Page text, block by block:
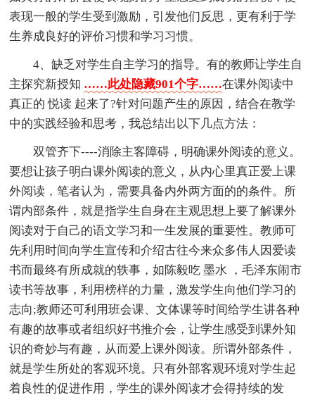
表现一般的学生受到激励，引发他们反思，更有利于学
生养成良好的评价习惯和学习习惯。
4、缺乏对学生自主学习的指导。有的教师让学生自
主探究新授知 ……此处隐藏901个字……在课外阅读中
真正的 悦读 起来了?针对问题产生的原因，结合在教学
中的实践经验和思考，我总结出以下几点方法：
双管齐下----消除主客障碍，明确课外阅读的意义。
要想让孩子明白课外阅读的意义，从内心里真正爱上课
外阅读，笔者认为，需要具备内外两方面的的条件。所
谓内部条件，就是指学生自身在主观思想上要了解课外
阅读对于自己的语文学习和一生发展的重要性。教师可
先利用时间向学生宣传和介绍古往今来众多伟人因爱读
书而最终有所成就的轶事，如陈毅吃 墨水 ，毛泽东闹市
读书等故事，利用榜样的力量，激发学生向他们学习的
志向;教师还可利用班会课、文体课等时间给学生讲各种
有趣的故事或者组织好书推介会，让学生感受到课外知
识的奇妙与有趣，从而爱上课外阅读。所谓外部条件，
就是学生所处的客观环境。只有外部客观环境对学生起
着良性的促进作用，学生的课外阅读才会得持续的发